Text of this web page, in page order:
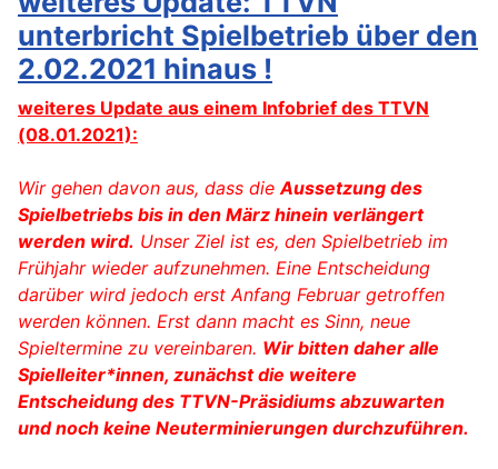
unterbricht Spielbetrieb über den
2.02.2021 hinaus !
weiteres Update aus einem Infobrief des TTVN
(08.01.2021):
Wir gehen davon aus, dass dieAussetzung des
Spielbetriebs bis in den März hinein verlängert
werden wird. Unser Ziel ist es, den Spielbetrieb im
Frühjahr wieder aufzunehmen. Eine Entscheidung
darüber wird jedoch erst Anfang Februar getroffen
werden können. Erst dann macht es Sinn, neue
Spieltermine zu vereinbaren. Wir bitten daher alle
Spielleiter*innen, zunächst die weitere
Entscheidung des TTVN-Präsidiums abzuwarten
und noch keine Neuterminierungen durchzuführen.